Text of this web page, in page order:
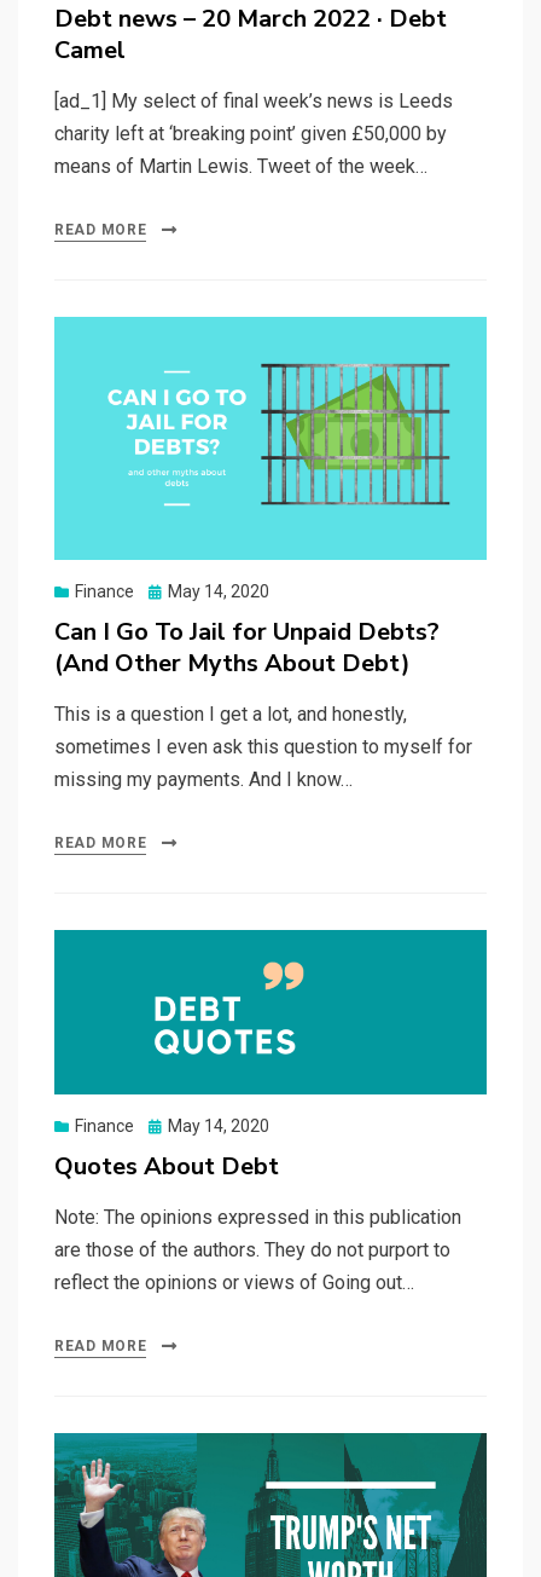
Debt news – 20 March 2022 · Debt
Camel
[ad_1] My select of final week’s news is Leeds
charity left at ‘breaking point’ given £50,000 by
means of Martin Lewis. Tweet of the week…
READ MORE
Finance
Posted
May 14, 2020
Can I Go To Jail for Unpaid Debts?
(And Other Myths About Debt)
This is a question I get a lot, and honestly,
sometimes I even ask this question to myself for
missing my payments. And I know…
READ MORE
Finance
Posted
May 14, 2020
Quotes About Debt
Note: The opinions expressed in this publication
are those of the authors. They do not purport to
reflect the opinions or views of Going out…
READ MORE